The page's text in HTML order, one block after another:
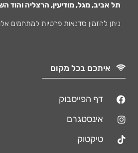
תל אביב, מגל, מודיעין, הרצליה והוד
ניתן להזמין סדנאות פרטיות למתחמים
איתכם בכל מקום
דף הפייסבוק
אינסטגרם
טיקטוק